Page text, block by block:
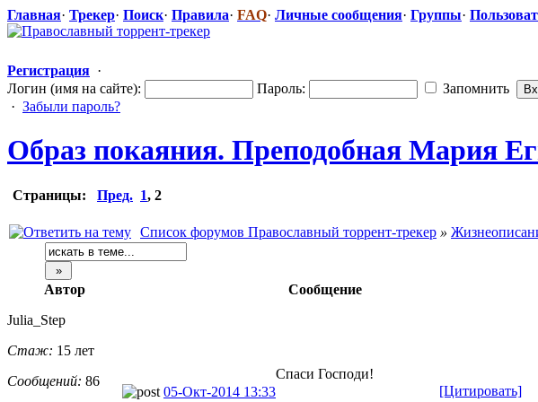
Главная· Трекер· Поиск· Правила· FAQ· Личные сообщения· Группы·
Регистрация ·
Логин (имя на сайте):
Пароль:
Запомнить
· Забыли пароль?
Образ покаяния. Преподобная Мария
Страницы: Пред. 1, 2
Список форумов Православный торрент-трекер »
Автор
Сообщение
Julia_Step
Стаж: 15 лет
Сообщений: 86
05-Окт-2014 13:33 [Цитировать]
Спаси Господи!